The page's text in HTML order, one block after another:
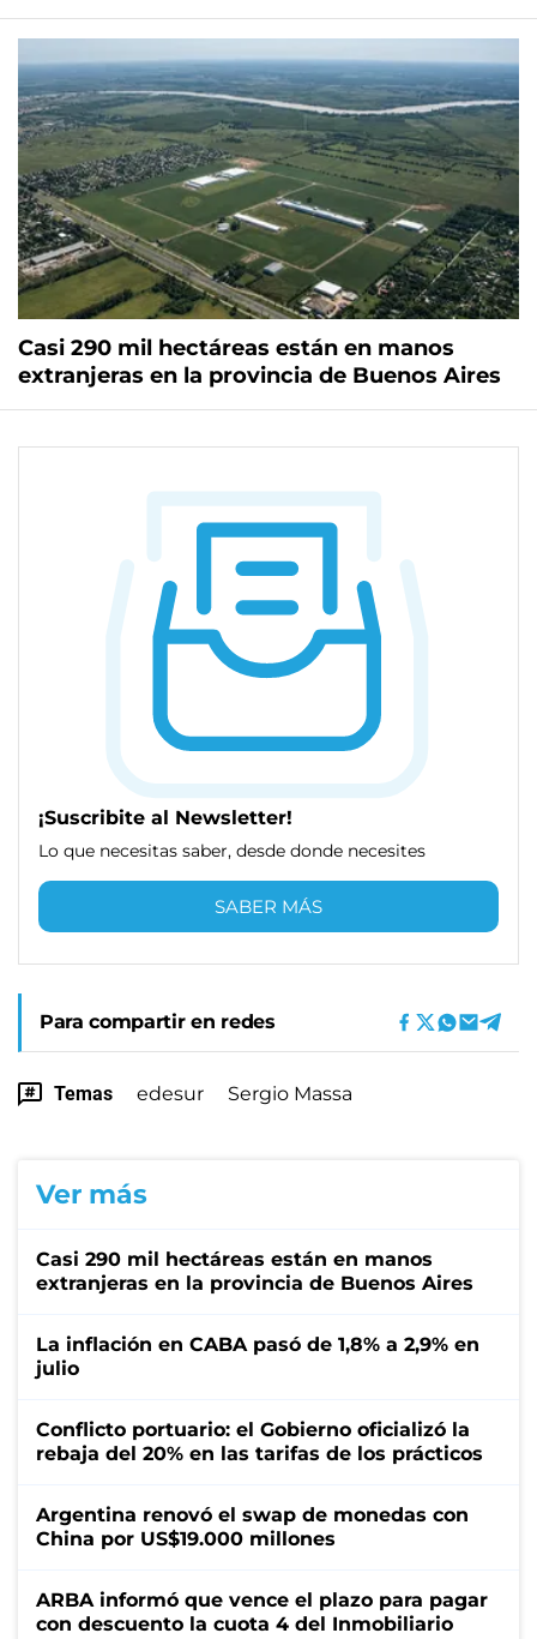
Casi 290 mil hectáreas están en manos
extranjeras en la provincia de Buenos Aires
¡Suscribite al Newsletter!
Lo que necesitas saber, desde donde necesites
SABER MÁS
Para compartir en redes
Temas edesur Sergio Massa
Ver más
Casi 290 mil hectáreas están en manos
extranjeras en la provincia de Buenos Aires
La inflación en CABA pasó de 1,8% a 2,9% en
julio
Conflicto portuario: el Gobierno oficializó la
rebaja del 20% en las tarifas de los prácticos
Argentina renovó el swap de monedas con
China por US$19.000 millones
ARBA informó que vence el plazo para pagar
con descuento la cuota 4 del Inmobiliario